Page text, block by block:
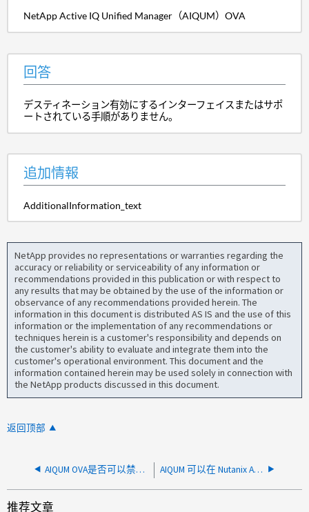
NetApp Active IQ Unified Manager（AIQUM）OVA
回答
デスティネーション有効にするインターフェイスまたはサポ
ートされている手順がありません。
追加情報
AdditionalInformation_text
NetApp provides no representations or warranties regarding the
accuracy or reliability or serviceability of any information or
recommendations provided in this publication or with respect to
any results that may be obtained by the use of the information or
observance of any recommendations provided herein. The
information in this document is distributed AS IS and the use of this
information or the implementation of any recommendations or
techniques herein is a customer's responsibility and depends on
the customer's ability to evaluate and integrate them into the
customer's operational environment. This document and the
information contained herein may be used solely in connection with
the NetApp products discussed in this document.
返回顶部
AIQUM OVA是否可以禁用SSH？ AIQUM 可以在 Nutanix AHV 上配置吗？
推荐文章